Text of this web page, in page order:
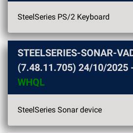
SteelSeries PS/2 Keyboard
STEELSERIES-SONAR-
(7.48.11.705) 24/10/2025
WHQL
SteelSeries Sonar device